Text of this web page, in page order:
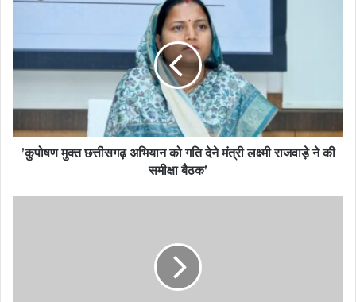
’कुपोषण मुक्त छत्तीसगढ़ अभियान को गति देने मंत्री लक्ष्मी राजवाड़े ने की
समीक्षा बैठक’